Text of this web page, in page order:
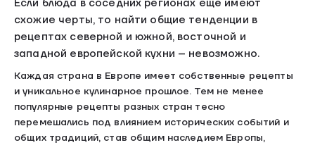
Если блюда в соседних регионах ещё имеют
схожие черты, то найти общие тенденции в
рецептах северной и южной, восточной и
западной европейской кухни – невозможно.
Каждая страна в Европе имеет собственные рецепты
и уникальное кулинарное прошлое. Тем не менее
популярные рецепты разных стран тесно
перемешались под влиянием исторических событий и
общих традиций, став общим наследием Европы,